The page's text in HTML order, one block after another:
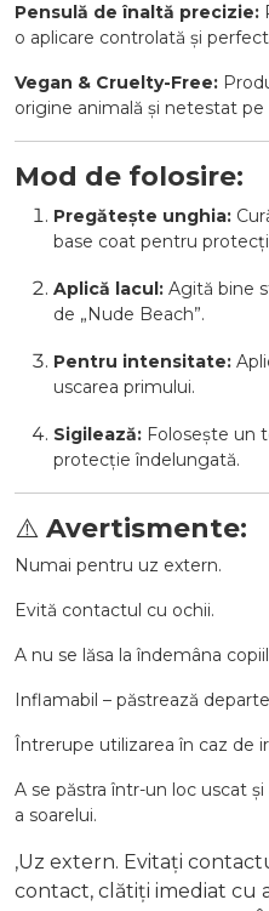
Pensulă de înaltă precizie:
o aplicare controlată și
Vegan & Cruelty-Free:
origine animală și netestat pe
Mod de folosire:
Pregătește unghia:
base coat pentru
Aplică lacul: Agită bine
de „Nude Beach”.
Pentru intensitate:
uscarea primului.
Sigilează: Folosește un
protecție îndelungată.
⚠️ Avertismente:
Numai pentru uz extern.
Evită contactul cu ochii.
A nu se lăsa la îndemâna
Inflamabil – păstrează
Întrerupe utilizarea în caz de
A se păstra într-un loc uscat
a soarelui.
,Uz extern. Evitați
contact, clătiți imediat cu